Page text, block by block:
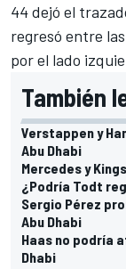
44 dejó el
regresó entre
por el lado
También
Verstappen y
Abu Dhabi
Mercedes y
¿Podría Todt
Sergio Pérez
Abu Dhabi
Haas no podría
Dhabi